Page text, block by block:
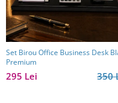
Set Birou Office Business Desk
Premium
350
295 Lei